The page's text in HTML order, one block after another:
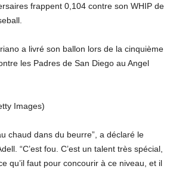
frappent 0,104 contre son WHIP de
a livré son ballon lors de la cinquième
les Padres de San Diego au Angel
Images)
chaud dans du beurre”, a déclaré le
“C’est fou. C’est un talent très spécial,
qu’il faut pour concourir à ce niveau, et il